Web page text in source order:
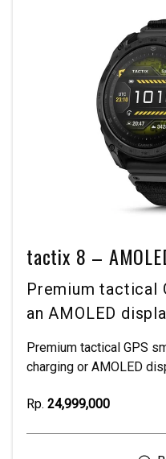
tactix 8 –
Premium tactical
an AMOLED
Premium tactical GPS
charging or AMOLED
Rp. 24,999,000